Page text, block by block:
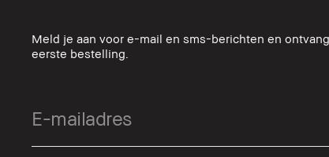
Meld je aan voor e-mail en sms-berichten en
eerste bestelling.